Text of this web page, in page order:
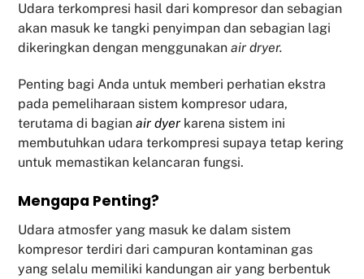
Udara terkompresi hasil dari kompresor dan sebagian
akan masuk ke tangki penyimpan dan sebagian lagi
dikeringkan dengan menggunakanair dryer.
Penting bagi Anda untuk memberi perhatian ekstra
pada pemeliharaan sistem kompresor udara,
terutama di bagianair dyer karena sistem ini
membutuhkan udara terkompresi supaya tetap kering
untuk memastikan kelancaran fungsi.
Mengapa Penting?
Udara atmosfer yang masuk ke dalam sistem
kompresor terdiri dari campuran kontaminan gas
yang selalu memiliki kandungan air yang berbentuk